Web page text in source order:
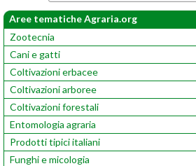
Aree tematiche Agraria.org
Zootecnia
Cani e gatti
Coltivazioni erbacee
Coltivazioni arboree
Coltivazioni forestali
Entomologia agraria
Prodotti tipici italiani
Funghi e micologia